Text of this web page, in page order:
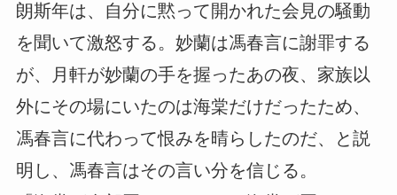
朗斯年は、自分に黙って開かれた会見の騒動
を聞いて激怒する。妙蘭は馮春言に謝罪する
が、月軒が妙蘭の手を握ったあの夜、家族以
外にその場にいたのは海棠だけだったため、
馮春言に代わって恨みを晴らしたのだ、と説
明し、馮春言はその言い分を信じる。